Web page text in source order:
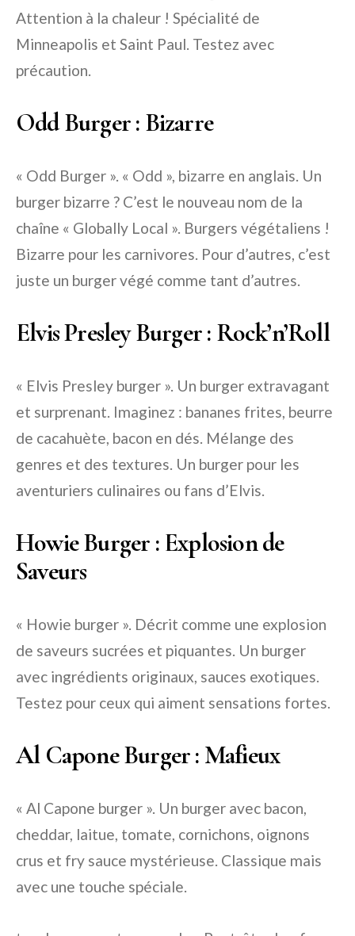
Attention à la chaleur ! Spécialité de
Minneapolis et Saint Paul. Testez avec
précaution.
Odd Burger : Bizarre
« Odd Burger ». « Odd », bizarre en anglais. Un
burger bizarre ? C’est le nouveau nom de la
chaîne « Globally Local ». Burgers végétaliens !
Bizarre pour les carnivores. Pour d’autres, c’est
juste un burger végé comme tant d’autres.
Elvis Presley Burger : Rock’n’Roll
« Elvis Presley burger ». Un burger extravagant
et surprenant. Imaginez : bananes frites, beurre
de cacahuète, bacon en dés. Mélange des
genres et des textures. Un burger pour les
aventuriers culinaires ou fans d’Elvis.
Howie Burger : Explosion de
Saveurs
« Howie burger ». Décrit comme une explosion
de saveurs sucrées et piquantes. Un burger
avec ingrédients originaux, sauces exotiques.
Testez pour ceux qui aiment sensations fortes.
Al Capone Burger : Mafieux
« Al Capone burger ». Un burger avec bacon,
cheddar, laitue, tomate, cornichons, oignons
crus et fry sauce mystérieuse. Classique mais
avec une touche spéciale.